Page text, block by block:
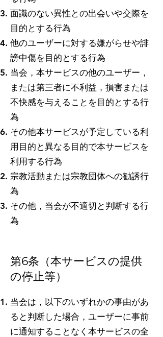
面識のない異性との出会いや交際を
目的とする行為
他のユーザーに対する嫌がらせや誹
謗中傷を目的とする行為
当会，本サービスの他のユーザー，
または第三者に不利益，損害または
不快感を与えることを目的とする行
為
その他本サービスが予定している利
用目的と異なる目的で本サービスを
利用する行為
宗教活動または宗教団体への勧誘行
為
その他，当会が不適切と判断する行
為
第6条（本サービスの提供
の停止等）
当会は，以下のいずれかの事由があ
ると判断した場合，ユーザーに事前
に通知することなく本サービスの全